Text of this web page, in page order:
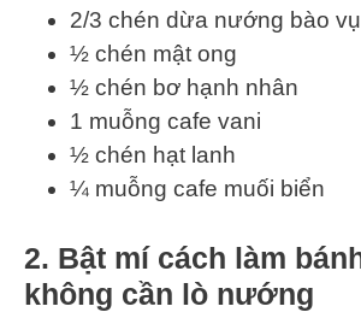
2/3 chén dừa nướng bào
½ chén mật ong
½ chén bơ hạnh nhân
1 muỗng cafe vani
½ chén hạt lanh
¼ muỗng cafe muối biển
2. Bật mí cách làm
không cần lò nướng